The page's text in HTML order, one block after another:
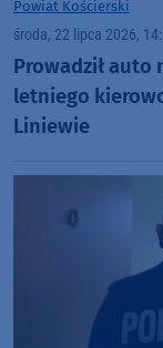
Powiat Kościerski
środa, 22 lipca 2026,
Prowadził
letniego
Liniewie